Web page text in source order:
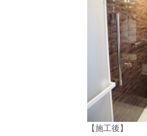
【施工後】